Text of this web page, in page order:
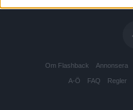
Om Flashback Annonsera
A-Ö FAQ Regler